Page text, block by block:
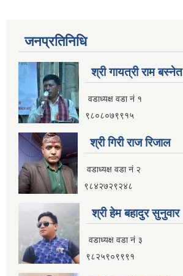
जनप्रतिनिधि
श्री गायत्री राम बस्नेत
वडाध्यक्ष वडा न‌ं १
९८०८०७९९१५
श्री गिरी राज रिजाल
वडाध्यक्ष वडा नं २
९८४२७२९२४८
श्री हेम बहादुर सुनुवार
वडाध्यक्ष वडा नं ३
९८२५९०९९९१